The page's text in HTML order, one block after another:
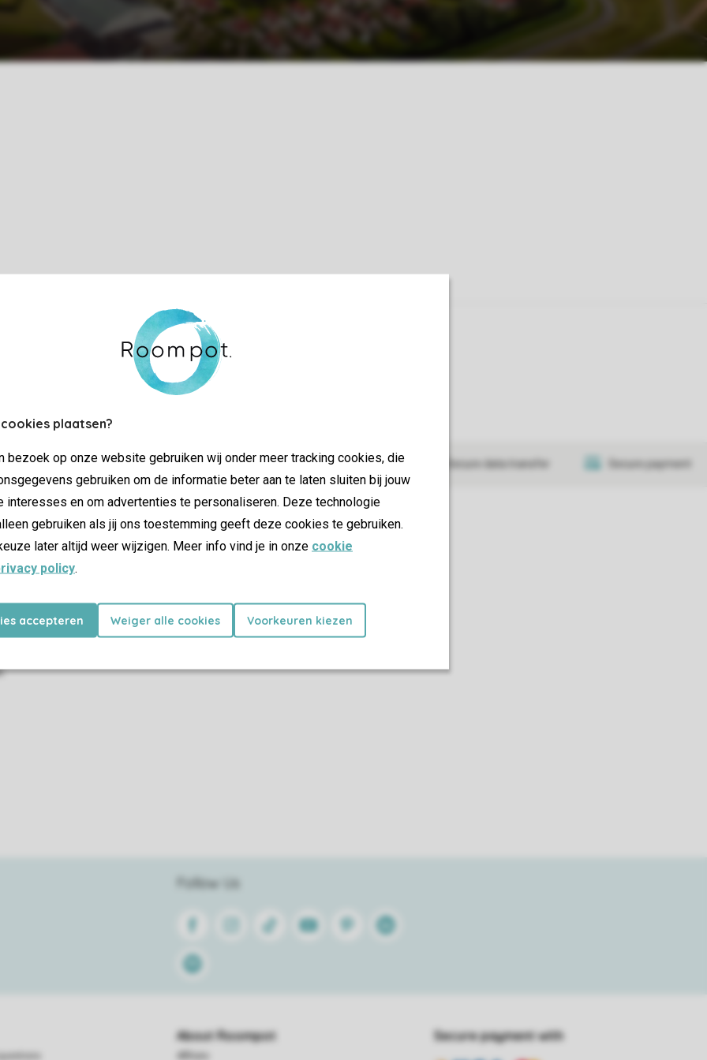
plaatsen?
bezoek op onze website gebruiken wij onder meer tracking cookies, die
gebruiken om de informatie beter aan te laten sluiten bij jouw
interesses en om advertenties te personaliseren. Deze technologie
gebruiken als jij ons toestemming geeft deze cookies te gebruiken.
later altijd weer wijzigen. Meer info vind je in onze cookie
policy.
accepteren Weiger alle cookies Voorkeuren kiezen
Control over your own privacy
More info and preferences
SSL certificate Secure data transfer Secure payment
parks
Follow Us
FacebookInstagram
Tiktok Youtube PinterestLinkedin
Spotify
About Roompot Secure payment with